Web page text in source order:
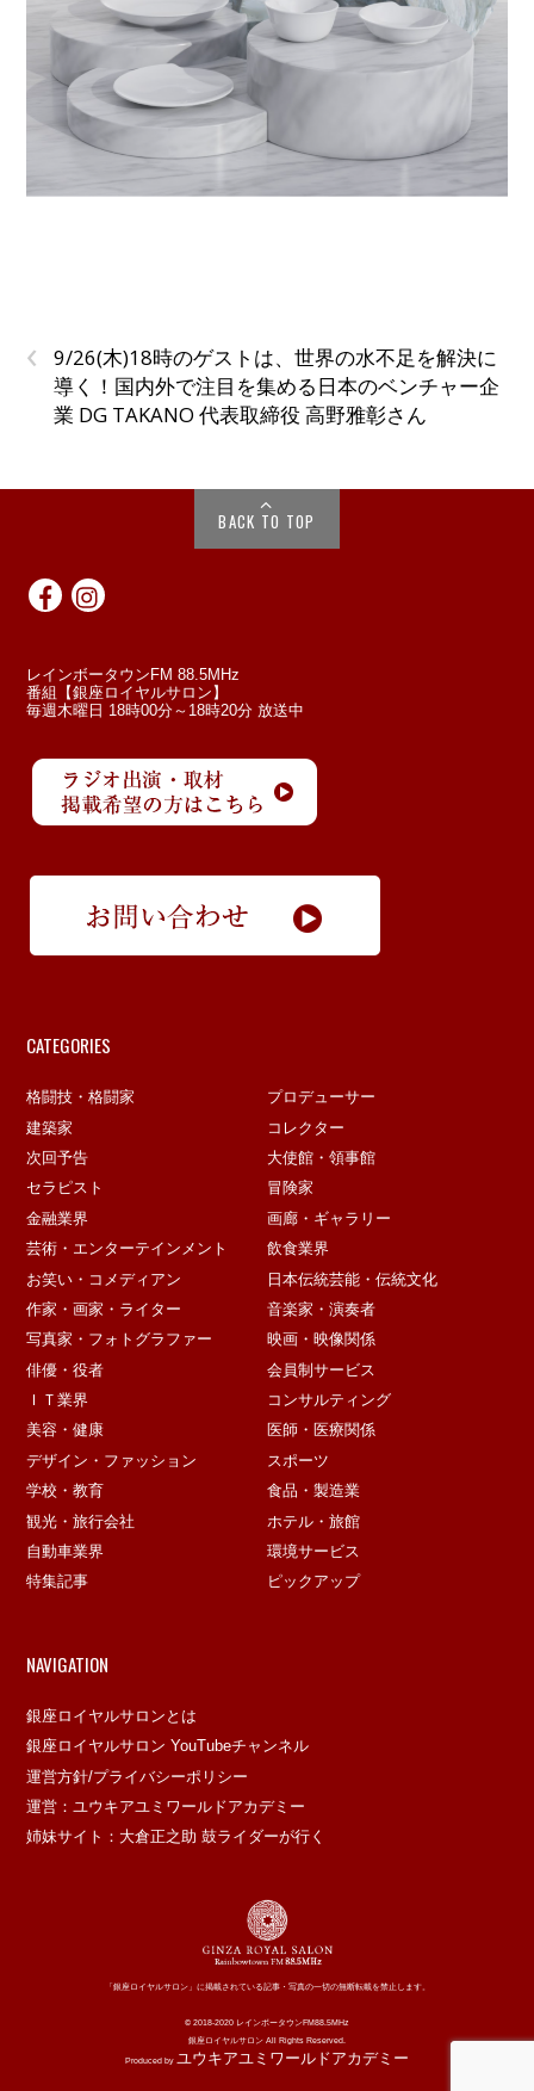
‹
9/26(木)18時のゲストは、世界の水不足を解決に
導く！国内外で注目を集める日本のベンチャー企
業 DG TAKANO 代表取締役 高野雅彰さん
BACK TO TOP
レインボータウンFM 88.5MHz
番組【銀座ロイヤルサロン】
毎週木曜日 18時00分～18時20分 放送中
CATEGORIES
格闘技・格闘家
プロデューサー
建築家
コレクター
次回予告
大使館・領事館
セラピスト
冒険家
金融業界
画廊・ギャラリー
芸術・エンターテインメント
飲食業界
お笑い・コメディアン
日本伝統芸能・伝統文化
作家・画家・ライター
音楽家・演奏者
写真家・フォトグラファー
映画・映像関係
俳優・役者
会員制サービス
ＩＴ業界
コンサルティング
美容・健康
医師・医療関係
デザイン・ファッション
スポーツ
学校・教育
食品・製造業
観光・旅行会社
ホテル・旅館
自動車業界
環境サービス
特集記事
ピックアップ
NAVIGATION
銀座ロイヤルサロンとは
銀座ロイヤルサロン YouTubeチャンネル
運営方針/プライバシーポリシー
運営：ユウキアユミワールドアカデミー
姉妹サイト：大倉正之助 鼓ライダーが行く
「銀座ロイヤルサロン」に掲載されている記事・写真の一切の無断転載を禁止します。
© 2018-2020 レインボータウンFM88.5MHz
銀座ロイヤルサロン All Rights Reserved.
Produced by ユウキアユミワールドアカデミー